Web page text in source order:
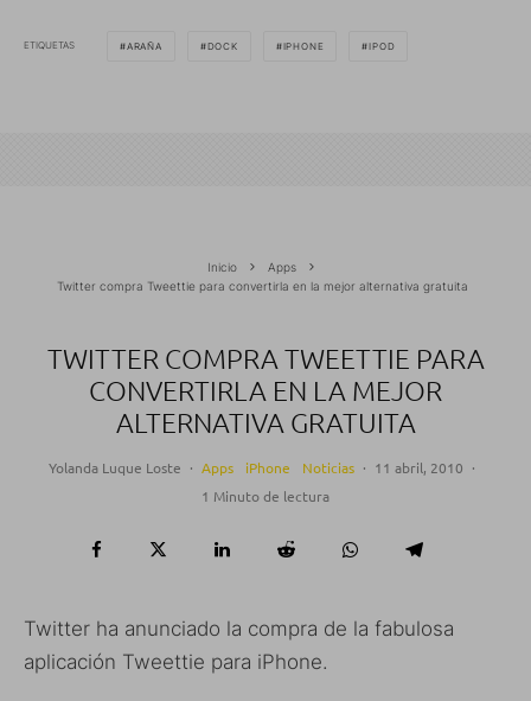
ETIQUETAS ARAÑA DOCK IPHONE IPOD
Inicio
Apps
Twitter compra Tweettie para convertirla en la mejor alternativa gratuita
TWITTER COMPRA TWEETTIE PARA
CONVERTIRLA EN LA MEJOR
ALTERNATIVA GRATUITA
Yolanda Luque Loste · Apps iPhone Noticias · 11 abril, 2010 ·
1 Minuto de lectura
Twitter ha anunciado la compra de la fabulosa
aplicación Tweettie para iPhone.